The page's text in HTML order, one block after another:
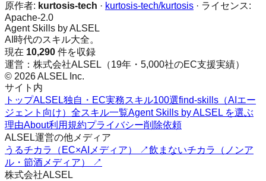
原作者: kurtosis-tech · kurtosis-tech/kurtosis · ライセンス:
Apache-2.0
Agent Skills by ALSEL
AI時代のスキル大全。
現在 10,290 件を収録
運営：株式会社ALSEL（19年・5,000社のEC支援実績）
© 2026 ALSEL Inc.
サイト内
トップALSEL独自・EC実務スキル100選find-skills（AIエー
ジェント向け） 全スキル一覧Agent Skills by ALSEL を選ぶ
理由About利用規約プライバシー削除依頼
ALSEL運営の他メディア
うるチカラ（EC×AIメディア） ↗飲まないチカラ（ノンア
ル・節酒メディア） ↗
株式会社ALSEL